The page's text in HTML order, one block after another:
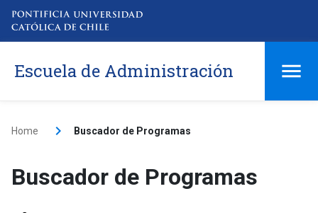
Escuela de Administración
Home Buscador de Programas
Buscador de Programas